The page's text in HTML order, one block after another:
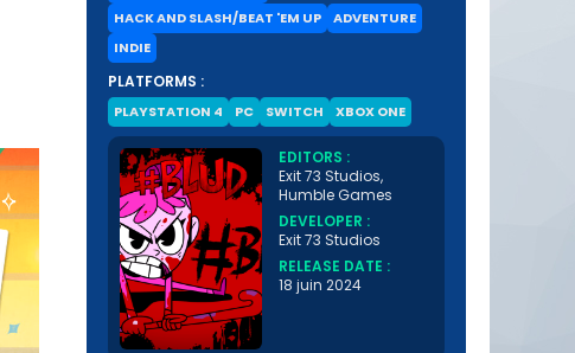
HACK AND SLASH/BEAT 'EM UP
ADVENTURE
INDIE
PLATFORMS :
PLAYSTATION 4 PC SWITCH XBOX ONE
EDITORS :
Exit 73 Studios,
Humble Games
DEVELOPER :
Exit 73 Studios
RELEASE DATE :
18 juin 2024